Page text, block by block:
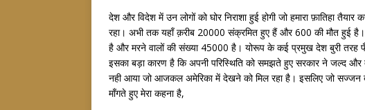
देश और विदेश में उन लोगों को घोर निराशा हुई होगी जो हमारा फ़ातिहा
रहा। अभी तक यहाँ क़रीब 20000 संक्रमित हुए हैं और 600 की मौत हुई
है और मरने वालों की संख्या 45000 है। योरूप के कई प्रमुख देश बुरी तरह
इसका बड़ा कारण है कि अपनी परिस्थिति को समझते हुए सरकार ने जल्द
नही आया जो आजकल अमेरिका में देखने को मिल रहा है। इसलिए जो
माँगते हुए मेरा कहना है,